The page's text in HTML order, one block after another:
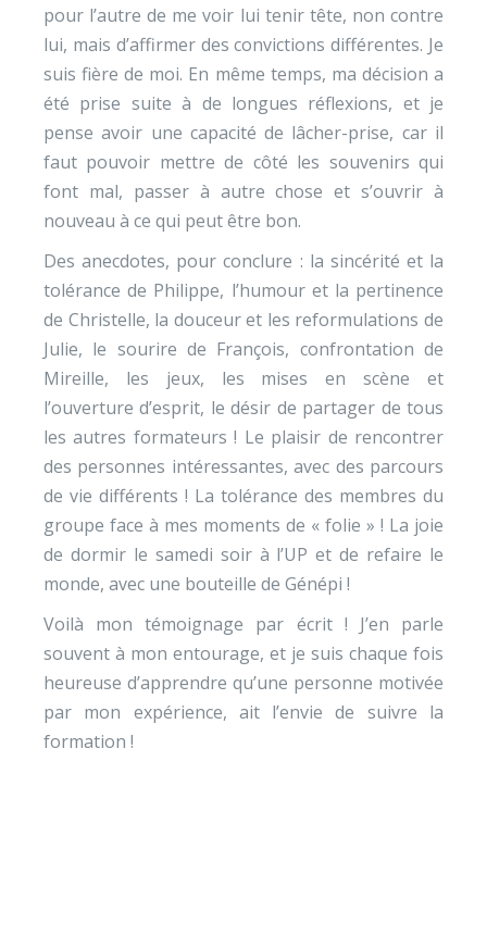
pour l’autre de me voir lui tenir tête, non contre
lui, mais d’affirmer des convictions différentes. Je
suis fière de moi. En même temps, ma décision a
été prise suite à de longues réflexions, et je
pense avoir une capacité de lâcher-prise, car il
faut pouvoir mettre de côté les souvenirs qui
font mal, passer à autre chose et s’ouvrir à
nouveau à ce qui peut être bon.
Des anecdotes, pour conclure : la sincérité et la
tolérance de Philippe, l’humour et la pertinence
de Christelle, la douceur et les reformulations de
Julie, le sourire de François, confrontation de
Mireille, les jeux, les mises en scène et
l’ouverture d’esprit, le désir de partager de tous
les autres formateurs ! Le plaisir de rencontrer
des personnes intéressantes, avec des parcours
de vie différents ! La tolérance des membres du
groupe face à mes moments de « folie » ! La joie
de dormir le samedi soir à l’UP et de refaire le
monde, avec une bouteille de Génépi !
Voilà mon témoignage par écrit ! J’en parle
souvent à mon entourage, et je suis chaque fois
heureuse d’apprendre qu’une personne motivée
par mon expérience, ait l’envie de suivre la
formation !